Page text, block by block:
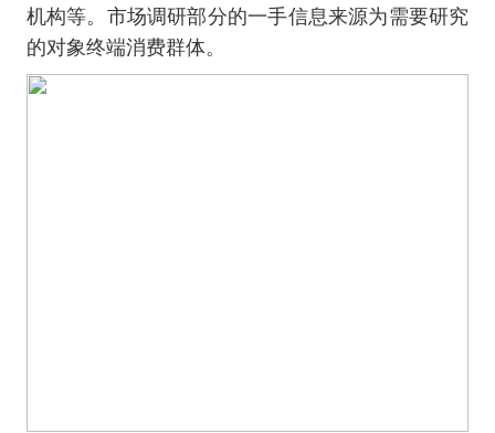
机构等。市场调研部分的一手信息来源为需要研究
的对象终端消费群体。